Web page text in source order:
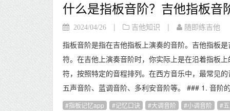
什么是指板音阶？吉他指板音
2024/04/26 | 吉他知识 | 随即练吉他
指板音阶是指在吉他指板上演奏的音阶。吉他指板
符。在吉他上演奏音阶时，你实际上是在沿着指板
符，按照特定的音程排列。在西方音乐中，最常见
五声音阶、蓝调音阶、多利安音阶等。 ### 1. 音阶
指板记忆app 记忆口诀 大调音阶 小调音阶